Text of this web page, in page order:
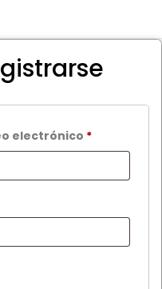
electrónico *Obligatorio